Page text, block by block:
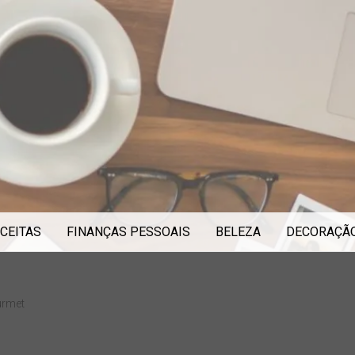
FINANÇAS PESSOAIS BELEZA